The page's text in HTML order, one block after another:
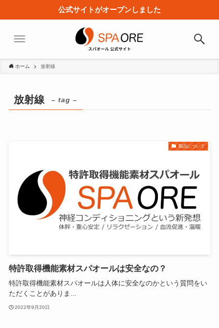
公式サイトがオープンしました
ホーム 放射線
放射線 – tag –
製品について
特許取得機能素材スパオールは安全なの？
特許取得機能素材スパオールは人体に安全なのかという質問をい
ただくことがありま...
2022年9月20日